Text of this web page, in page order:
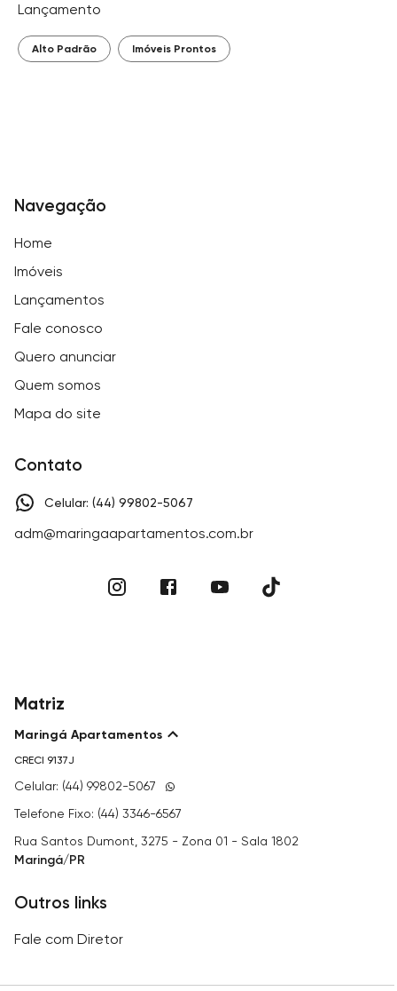
Lançamento
Alto Padrão Imóveis Prontos
Navegação
Home
Imóveis
Lançamentos
Fale conosco
Quero anunciar
Quem somos
Mapa do site
Contato
Celular: (44) 99802-5067
adm@maringaapartamentos.com.br
Matriz
Maringá Apartamentos
CRECI 9137J
Celular: (44) 99802-5067
Telefone Fixo: (44) 3346-6567
Rua Santos Dumont, 3275 - Zona 01 - Sala 1802
Maringá/PR
Outros links
Fale com Diretor